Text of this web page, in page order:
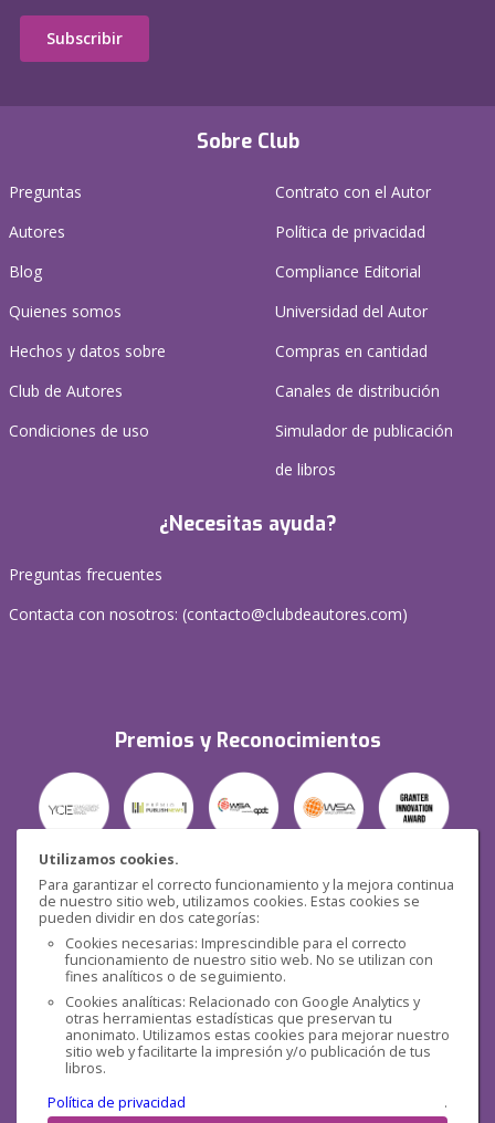
Utilizamos cookies.
Para garantizar el correcto funcionamiento y la mejora continua
de nuestro sitio web, utilizamos cookies. Estas cookies se
pueden dividir en dos categorías:
Cookies necesarias: Imprescindible para el correcto
funcionamiento de nuestro sitio web. No se utilizan con
fines analíticos o de seguimiento.
Cookies analíticas: Relacionado con Google Analytics y
otras herramientas estadísticas que preservan tu
anonimato. Utilizamos estas cookies para mejorar nuestro
sitio web y facilitarte la impresión y/o publicación de tus
libros.
Política de privacidad
.
Sobre Club
Preguntas
Autores
Blog
Quienes somos
Hechos y datos sobre
Club de Autores
Condiciones de uso
Contrato con el Autor
Política de privacidad
Compliance Editorial
Universidad del Autor
Compras en cantidad
Canales de distribución
Simulador de publicación
de libros
¿Necesitas ayuda?
Preguntas frecuentes
Contacta con nosotros: (contacto@clubdeautores.com)
Premios y Reconocimientos
Seguridad
Redes sociales
Subscribir